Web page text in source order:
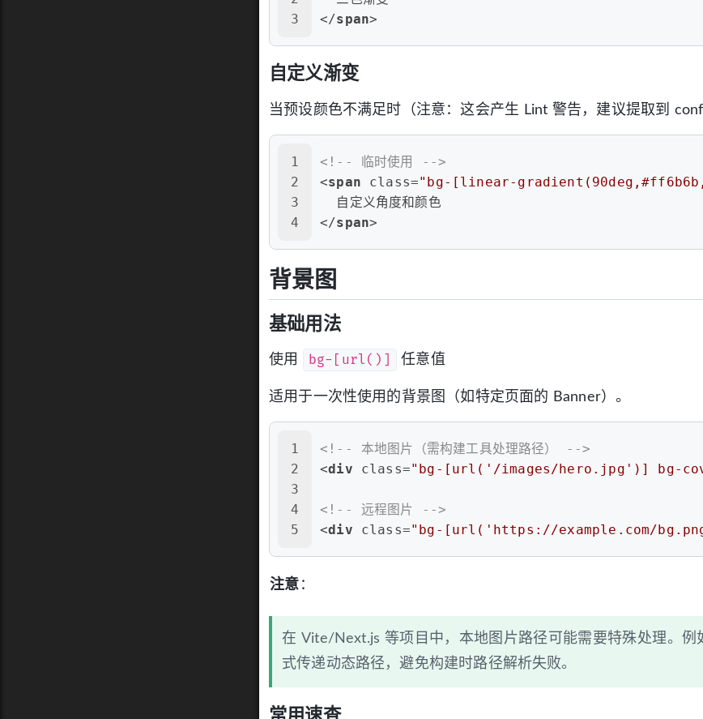
3
</span>
自定义渐变
当预设颜色不满足时（注意：这会产生 Lint 警告，建议提取到
1
2
3
4
<!-- 临时使用 -->
<span class="bg-[linear-
  自定义角度和颜色
</span>
背景图
基础用法
使用 bg-[url()] 任意值
适用于一次性使用的背景图（如特定页面的 Banner）。
1
2
3
4
5
<!-- 本地图片（需构建工具处理路径） -->
<div class="bg-[url('/images/hero.jpg')] bg-
<!-- 远程图片 -->
<div class="bg-[url('https://example.com/
注意 ：
在 Vite/Next.js 等项目中，本地图片路径可能需要特殊处理。
式传递动态路径，避免构建时路径解析失败。